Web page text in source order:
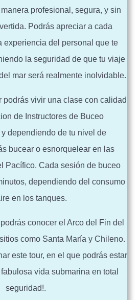
profesional, segura, y sin
Podrás apreciar a cada
experiencia del personal que te
la seguridad de que tu viaje
mar será realmente inolvidable.
podrás vivir una clase con calidad
de Instructores de Buceo
dependiendo de tu nivel de
bucear o esnorquelear en las
Pacífico. Cada sesión de buceo
dependiendo del consumo
en los tanques.
conocer el Arco del Fin del
como Santa María y Chileno.
este tour, en el que podrás estar
vida submarina en total
seguridad!.